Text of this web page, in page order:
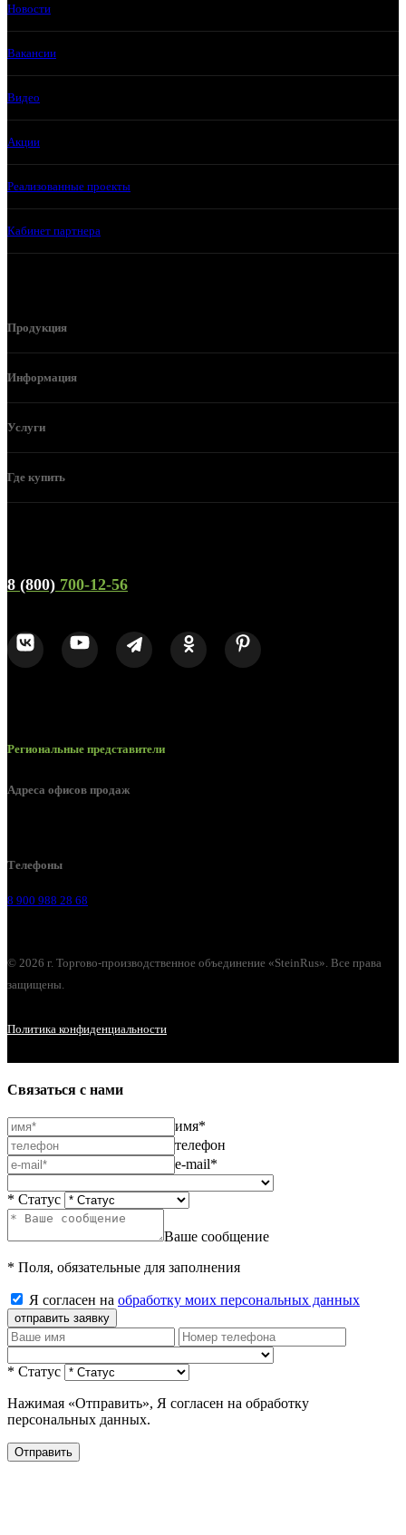
Новости
Вакансии
Видео
Акции
Реализованные проекты
Кабинет партнера
Продукция
Информация
Услуги
Где купить
8 (800) 700-12-56
Региональные представители
Адреса офисов продаж
Телефоны
8 900 988 28 68
© 2026 г. Торгово-производственное объединение «SteinRus». Все права
защищены.
Политика конфиденциальности
Связаться с нами
имя*
телефон
e-mail*
* Статус
Ваше сообщение
* Поля, обязательные для заполнения
Я согласен на обработку моих персональных данных
отправить заявку
* Статус
Нажимая «Отправить», Я согласен на обработку
персональных данных.